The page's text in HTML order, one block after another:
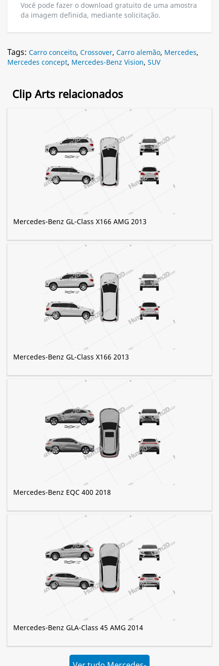
Você pode fazer o download gratuito de uma amostra
da imagem definida, mediante solicitação.
Tags: Carro conceito, Crossover, Carro alemão, Mercedes,
Mercedes concept, Mercedes-Benz Vision, SUV
Clip Arts relacionados
Mercedes-Benz GL-Class X166 AMG 2013
Mercedes-Benz GL-Class X166 2013
Mercedes-Benz EQC 400 2018
Mercedes-Benz GLA-Class 45 AMG 2014